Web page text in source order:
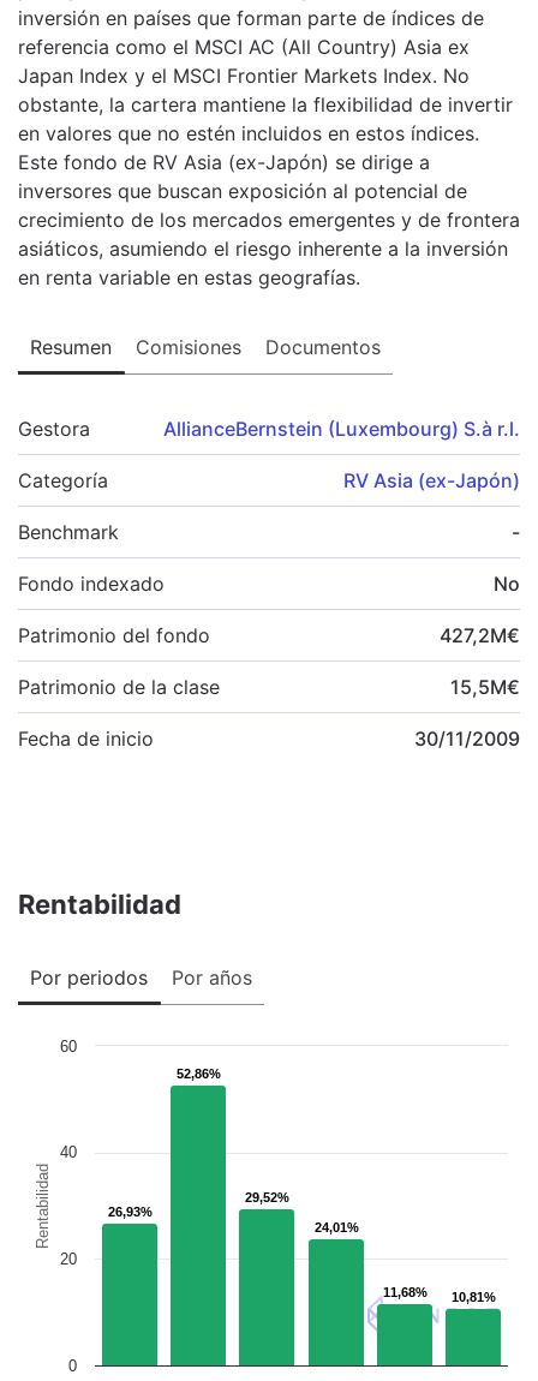
inversión en países que forman parte de índices de
referencia como el MSCI AC (All Country) Asia ex
Japan Index y el MSCI Frontier Markets Index. No
obstante, la cartera mantiene la flexibilidad de invertir
en valores que no estén incluidos en estos índices.
Este fondo de RV Asia (ex-Japón) se dirige a
inversores que buscan exposición al potencial de
crecimiento de los mercados emergentes y de frontera
asiáticos, asumiendo el riesgo inherente a la inversión
en renta variable en estas geografías.
Resumen Comisiones Documentos
Gestora AllianceBernstein (Luxembourg) S.à r.l.
Categoría RV Asia (ex-Japón)
Benchmark -
Fondo indexado No
Patrimonio del fondo 427,2M€
Patrimonio de la clase 15,5M€
Fecha de inicio 30/11/2009
Rentabilidad
Por periodos Por años
Rentabilidad 26,93%
26,93%
52,86%
52,86%
29,52%
29,52%
24,01%
24,01%
11,68%
11,68% 10,81%
10,81%
0
20
40
60